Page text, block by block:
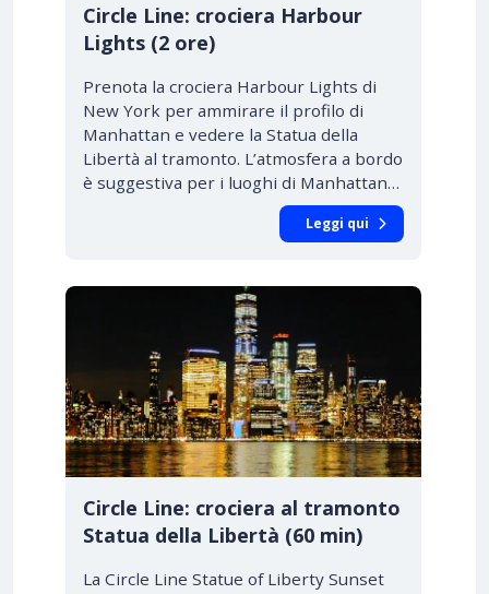
Circle Line: crociera Harbour
Lights (2 ore)
Prenota la crociera Harbour Lights di
New York per ammirare il profilo di
Manhattan e vedere la Statua della
Libertà al tramonto. L’atmosfera a bordo
è suggestiva per i luoghi di Manhattan…
Leggi qui
Circle Line: crociera al tramonto
Statua della Libertà (60 min)
La Circle Line Statue of Liberty Sunset